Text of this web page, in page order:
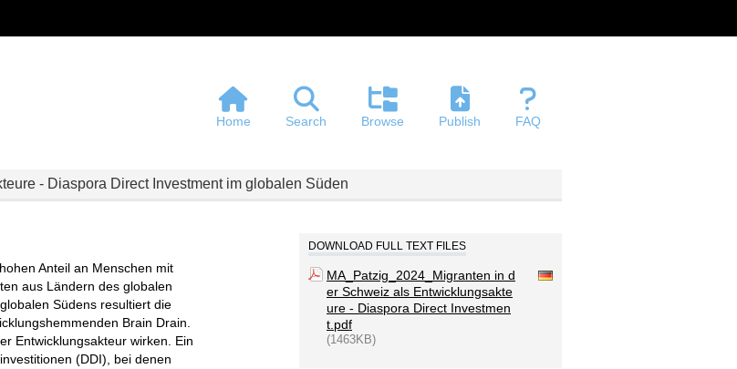
Home Search Browse Publish FAQ
- Diaspora Direct Investment im globalen Süden
Anteil an Menschen mit
aus Ländern des globalen
Südens resultiert die
Brain Drain.
Entwicklungsakteur wirken. Ein
(DDI), bei denen
DOWNLOAD FULL TEXT FILES
MA_Patzig_2024_Migranten in d
er Schweiz als Entwicklungsakte
ure - Diaspora Direct Investmen
t.pdf
(1463KB)